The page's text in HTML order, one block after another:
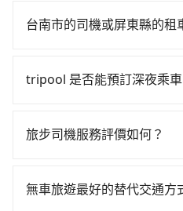
行，交通費總計2,740元。
幸運攔到一輛小黃了，台南
元，費時1小時42分鐘。選
額外的汽車保險與可能的罰
是沒有較大的七人座或九人
都好像在開樂透一樣。另外
客的人來說就有不小的風險
tripool的專車服務可再更便
叫到小黃的難度是台北或新
計程車司機不按錶計費，約
叫兩輛計程車的費用就貴了
包車：優點是搭乘舒適可以
車：優點是24小時隨叫隨到
性和服務質量無法保障，需
台南市的司機或屏東縣的租
車、私家車或野雞車在招攬
都無法監控或追查。最好別
駕駛執照以及良民證外，車
tripool 是否能預訂深夜乘車
旅步司機服務評價如何？
機非常高的評價，認為他們
無車旅遊最好的替代交通方